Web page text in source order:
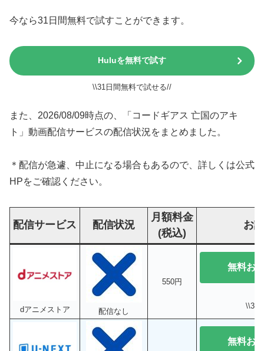
今なら31日間無料で試すことができます。
Huluを無料で試す
\\31日間無料で試せる//
また、2026/08/09時点の、「コードギアス 亡国のアキ
ト」動画配信サービスの配信状況をまとめました。
＊配信が急遽、中止になる場合もあるので、詳しくは公式
HPをご確認ください。
配信サービス 配信状況
月額料金
(税込)
お
dアニメストア 配信なし
550円
無料お
\\31
無料お